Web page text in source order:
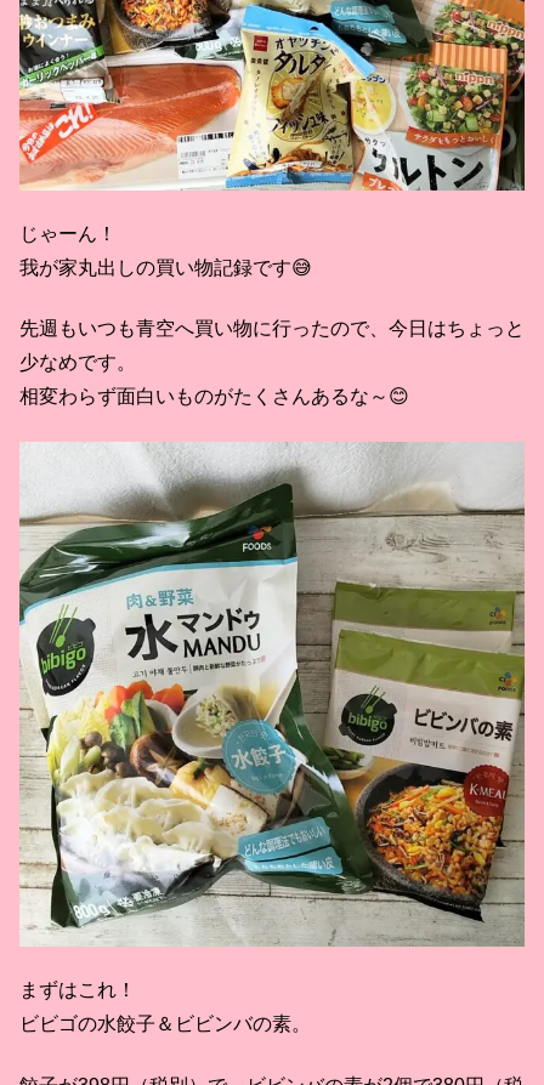
じゃーん！
我が家丸出しの買い物記録です😅
先週もいつも青空へ買い物に行ったので、今日はちょっと
少なめです。
相変わらず面白いものがたくさんあるな～😊
まずはこれ！
ビビゴの水餃子＆ビビンバの素。